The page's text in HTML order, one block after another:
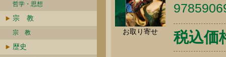
哲学・思想
宗 教
宗 教
歴史
お取り寄せ 税込価